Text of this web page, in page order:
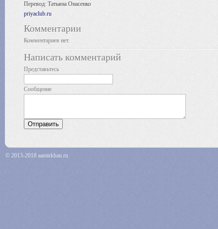
Перевод: Татьяна Онасенко
priyaclub.ru
Комментарии
Комментариев нет.
Написать комментарий
Представьтесь
Сообщение
© 2013-2018 aamirkhan.ru